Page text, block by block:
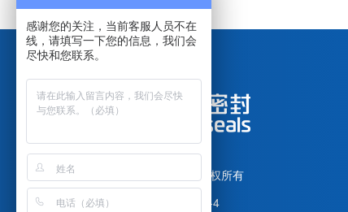
广东东晟密封科技有限公司
版权所有
备案号：粤ICP备14004074号-4
感谢您的关注，当前客服人员不在
线，请填写一下您的信息，我们会
尽快和您联系。